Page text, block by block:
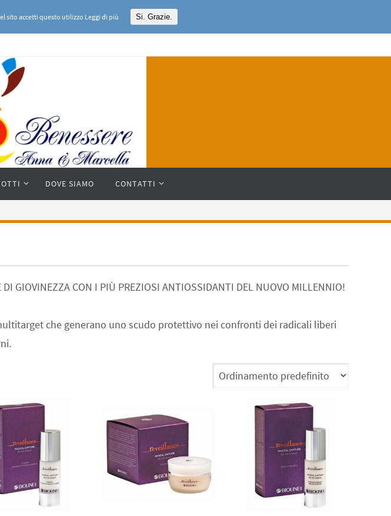
DOVE SIAMO CONTATTI
DI GIOVINEZZA CON I PIÙ PREZIOSI ANTIOSSIDANTI DEL NUOVO MILLENNIO!
che generano uno scudo protettivo nei confronti dei radicali liberi
sito accetti questo utilizzo Leggi di più Si. Grazie.